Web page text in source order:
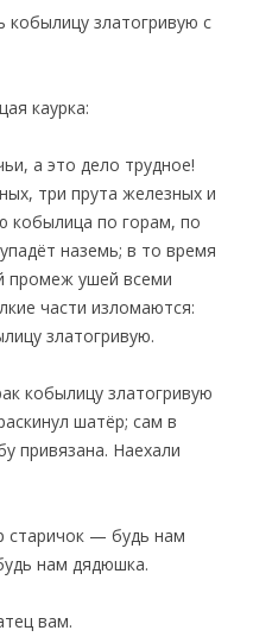
златогривую с
каурка:
а это дело трудное!
три прута железных и
кобылица по горам, по
наземь; в то время
промеж ушей всеми
части изломаются:
златогривую.
кобылицу златогривую
шатёр; сам в
привязана. Наехали
старичок — будь нам
нам дядюшка.
вам.